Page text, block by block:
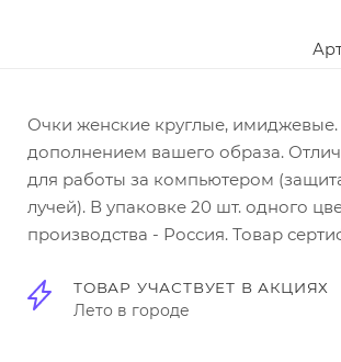
Очки женские круглые, имиджевые.
дополнением вашего образа.
для работы за компьютером
лучей). В упаковке 20 шт. одного
производства - Россия. Товар
ТОВАР УЧАСТВУЕТ В АКЦИЯХ
Лето в городе